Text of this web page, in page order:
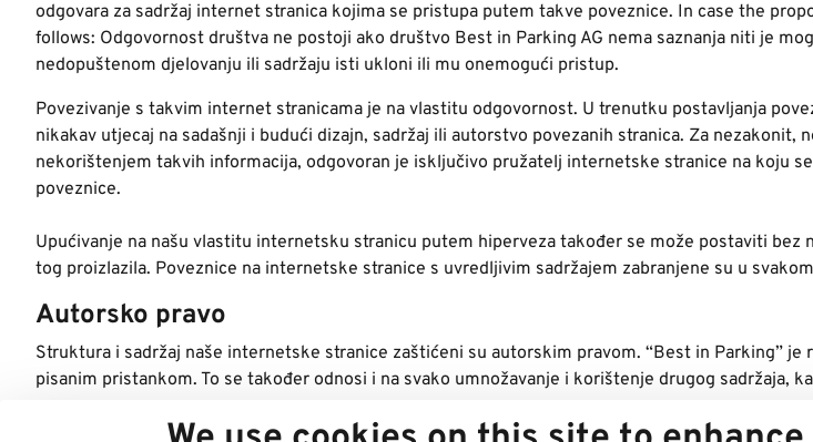
odgovara za sadržaj internet stranica kojima se pristupa putem takve poveznice. In case the
follows: Odgovornost društva ne postoji ako društvo Best in Parking AG nema saznanja niti je
nedopuštenom djelovanju ili sadržaju isti ukloni ili mu onemogući pristup.
Povezivanje s takvim internet stranicama je na vlastitu odgovornost. U trenutku postavljanja
nikakav utjecaj na sadašnji i budući dizajn, sadržaj ili autorstvo povezanih stranica. Za
nekorištenjem takvih informacija, odgovoran je isključivo pružatelj internetske stranice na koju
poveznice.
Upućivanje na našu vlastitu internetsku stranicu putem hiperveza također se može postaviti
tog proizlazila. Poveznice na internetske stranice s uvredljivim sadržajem zabranjene su u
Autorsko pravo
Struktura i sadržaj naše internetske stranice zaštićeni su autorskim pravom. “Best in Parking”
pisanim pristankom. To se također odnosi i na svako umnožavanje i korištenje drugog sadržaja,
© Copyrights: Best in Parking AG, Best in Parking/Stefan Csaky, Best in Parking/Rupert Steiner,